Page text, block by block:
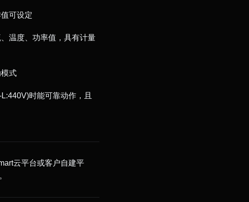
可设定
温度、功率值，具有计量
式
时能可靠动作，且
云平台或客户自建平